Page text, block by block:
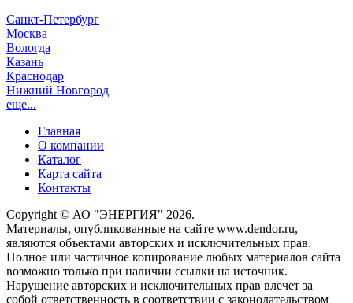
Санкт-Петербург
Москва
Вологда
Казань
Краснодар
Нижний Новгород
еще...
Главная
О компании
Каталог
Карта сайта
Контакты
Copyright © АО "ЭНЕРГИЯ" 2026.
Материалы, опубликованные на сайте www.dendor.ru,
являются объектами авторских и исключительных прав.
Полное или частичное копирование любых материалов сайта
возможно только при наличии ссылки на источник.
Нарушение авторских и исключительных прав влечет за
собой ответственность в соответствии с законодательством